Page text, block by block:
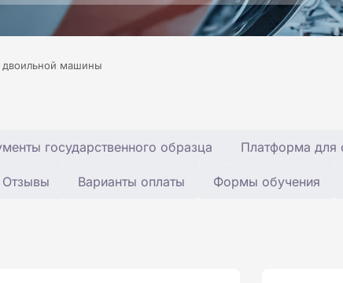
машины
государственного образца Платформа для
Отзывы Варианты оплаты Формы обучения